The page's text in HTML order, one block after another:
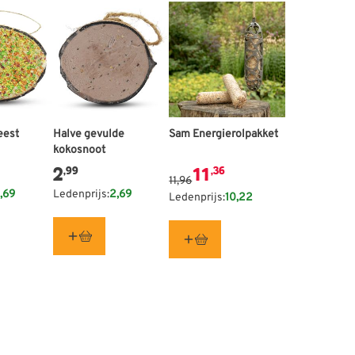
Halve gevulde
kokosnoot
2,99
Ledenprijs:2,69
Sam Energierolpakket
De prijs is afhankelijk van de
11,9611,36
Ledenprijs:10,22